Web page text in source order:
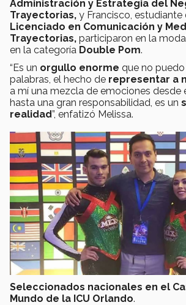
Administración y Estrategia del
Trayectorias, y Francisco, estudiante
Licenciado en Comunicación y
Trayectorias, participaron en la
en la categoría Double Pom.
“Es un orgullo enorme que no
palabras, el hecho de representar a
a mí una mezcla de emociones desde
hasta una gran responsabilidad, es un
realidad”, enfatizó Melissa.
Seleccionados nacionales en el
Mundo de la ICU Orlando.